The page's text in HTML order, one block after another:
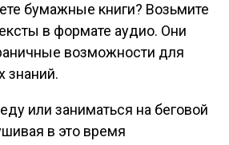
бумажные книги? Возьмите
в формате аудио. Они
возможности для
знаний.
или заниматься на беговой
в это время